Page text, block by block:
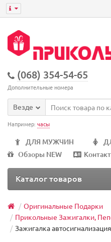
(068) 354-54-65
Дополнительные номера
Везде
Например: часы
ДЛЯ МУЖЧИН
Обзоры NEW
Каталог товаров
Оригинальные Подарки
Прикольные Зажигалки,
Зажигалка